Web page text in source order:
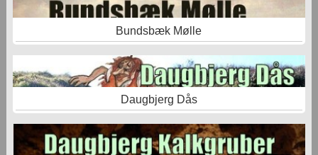
Bundsbæk Mølle
Daugbjerg Dås